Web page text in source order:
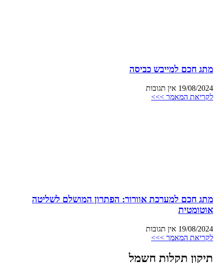
מתג חכם למייבש כביסה
19/08/2024 אין תגובות
לקריאת המאמר >>>
מתג חכם למערכת אוורור: הפתרון המושלם לשליטה
אוטומטית
19/08/2024 אין תגובות
לקריאת המאמר >>>
תיקון תקלות חשמל